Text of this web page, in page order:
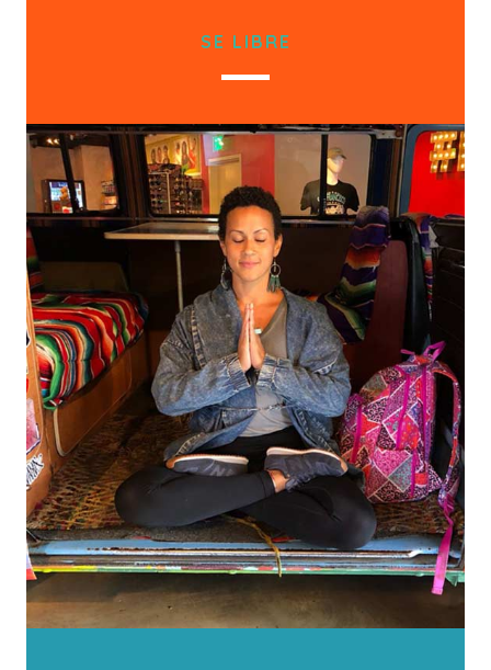
SE LIBRE